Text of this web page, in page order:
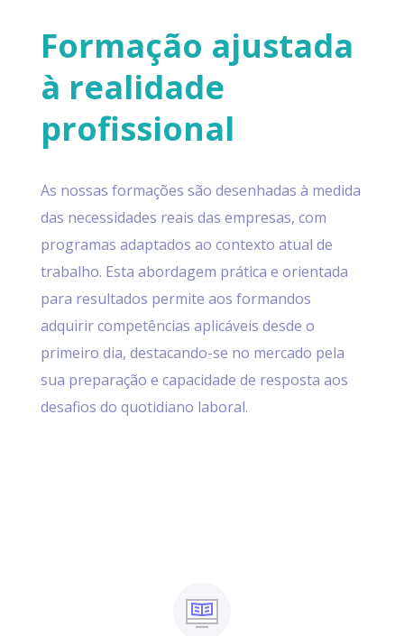
Formação ajustada
à realidade
profissional
As nossas formações são desenhadas à medida
das necessidades reais das empresas, com
programas adaptados ao contexto atual de
trabalho. Esta abordagem prática e orientada
para resultados permite aos formandos
adquirir competências aplicáveis desde o
primeiro dia, destacando-se no mercado pela
sua preparação e capacidade de resposta aos
desafios do quotidiano laboral.